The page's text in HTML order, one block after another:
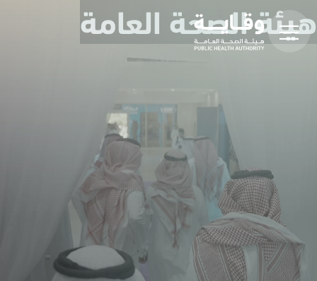
هيئة الصحة العامة